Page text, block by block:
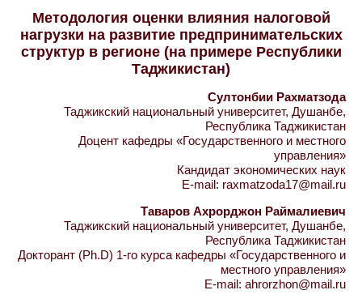
Методология оценки влияния налоговой
нагрузки на развитие предпринимательских
структур в регионе (на примере Республики
Таджикистан)
Султонбии Рахматзода
Таджикский национальный университет, Душанбе,
Республика Таджикистан
Доцент кафедры «Государственного и местного
управления»
Кандидат экономических наук
E-mail: raxmatzoda17@mail.ru
Таваров Ахрорджон Раймалиевич
Таджикский национальный университет, Душанбе,
Республика Таджикистан
Докторант (Ph.D) 1-го курса кафедры «Государственного и
местного управления»
E-mail: ahrorzhon@mail.ru